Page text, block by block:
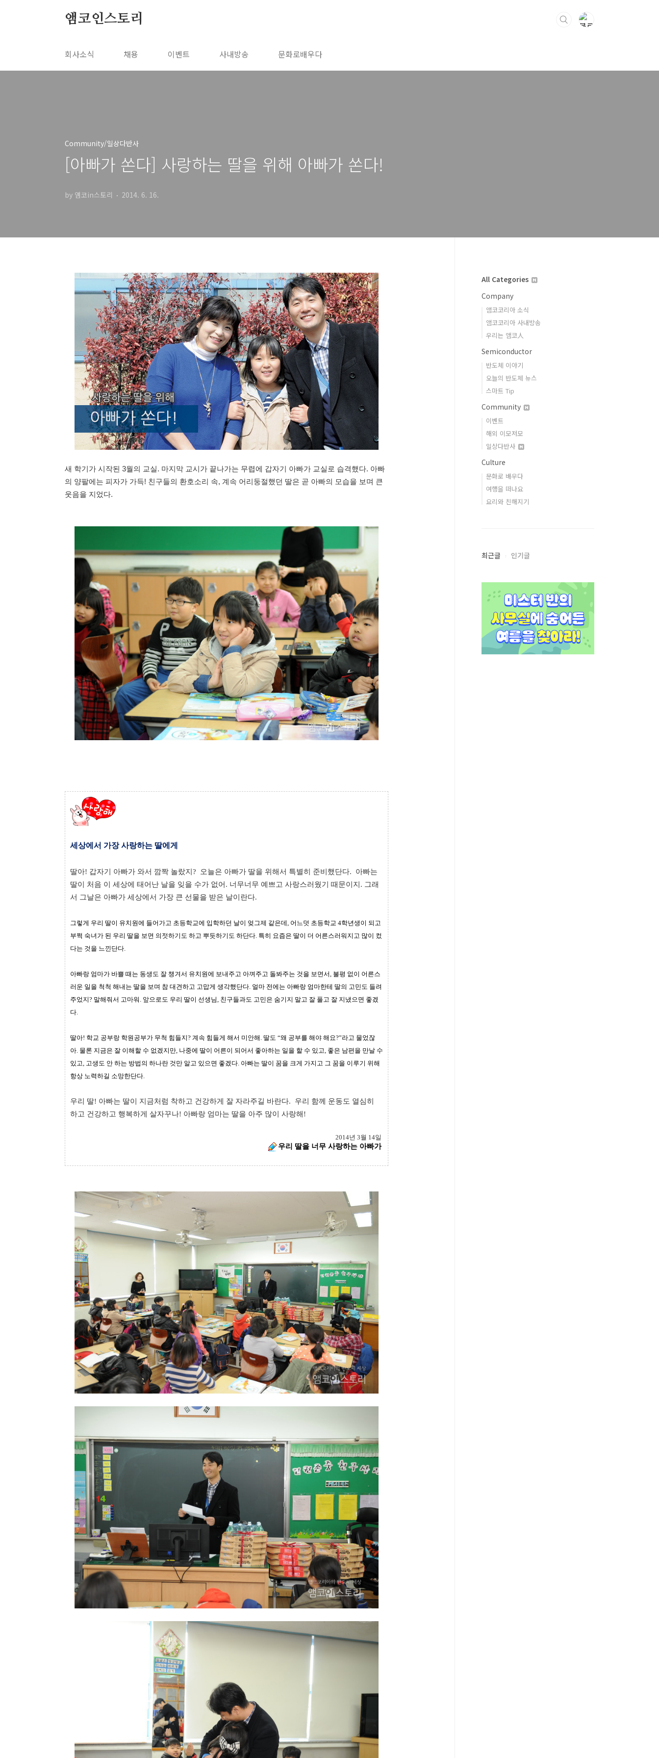
앰코인스토리
회사소식 채용 이벤트 사내방송 문화로배우다
Community/일상다반사
[아빠가 쏜다] 사랑하는 딸을 위해 아빠가 쏜다!
by 앰코in스토리 2014. 6. 16.
새 학기가 시작된 3월의 교실. 마지막 교시가 끝나가는 무렵에 갑자기 아빠가 교실로 습격했다. 아빠
의 양팔에는 피자가 가득! 친구들의 환호소리 속, 계속 어리둥절했던 딸은 곧 아빠의 모습을 보며 큰
웃음을 지었다.
세상에서 가장 사랑하는 딸에게
딸아! 갑자기 아빠가 와서 깜짝 놀랐지? 오늘은 아빠가 딸을 위해서 특별히 준비했단다. 아빠는
딸이 처음 이 세상에 태어난 날을 잊을 수가 없어. 너무너무 예쁘고 사랑스러웠기 때문이지. 그래
서 그날은 아빠가 세상에서 가장 큰 선물을 받은 날이란다.
그렇게 우리 딸이 유치원에 들어가고 초등학교에 입학하던 날이 엊그제 같은데, 어느덧 초등학교 4학년생이 되고
부쩍 숙녀가 된 우리 딸을 보면 의젓하기도 하고 뿌듯하기도 하단다. 특히 요즘은 딸이 더 어른스러워지고 많이 컸
다는 것을 느낀단다.
아빠랑 엄마가 바쁠 때는 동생도 잘 챙겨서 유치원에 보내주고 아껴주고 돌봐주는 것을 보면서, 불평 없이 어른스
러운 일을 척척 해내는 딸을 보며 참 대견하고 고맙게 생각했단다. 얼마 전에는 아빠랑 엄마한테 딸의 고민도 들려
주었지? 말해줘서 고마워. 앞으로도 우리 딸이 선생님, 친구들과도 고민은 숨기지 말고 잘 풀고 잘 지냈으면 좋겠
다.
딸아! 학교 공부랑 학원공부가 무척 힘들지? 계속 힘들게 해서 미안해. 딸도 “왜 공부를 해야 해요?”라고 물었잖
아. 물론 지금은 잘 이해할 수 없겠지만, 나중에 딸이 어른이 되어서 좋아하는 일을 할 수 있고, 좋은 남편을 만날 수
있고, 고생도 안 하는 방법의 하나란 것만 알고 있으면 좋겠다. 아빠는 딸이 꿈을 크게 가지고 그 꿈을 이루기 위해
항상 노력하길 소망한단다.
우리 딸! 아빠는 딸이 지금처럼 착하고 건강하게 잘 자라주길 바란다. 우리 함께 운동도 열심히
하고 건강하고 행복하게 살자꾸나! 아빠랑 엄마는 딸을 아주 많이 사랑해!
2014년 3월 14일
우리 딸을 너무 사랑하는 아빠가
All Categories
Company
앰코코리아 소식
앰코코리아 사내방송
우리는 앰코人
Semiconductor
반도체 이야기
오늘의 반도체 뉴스
스마트 Tip
Community
이벤트
해외 이모저모
일상다반사
Culture
문화로 배우다
여행을 떠나요
요리와 친해지기
최근글 인기글